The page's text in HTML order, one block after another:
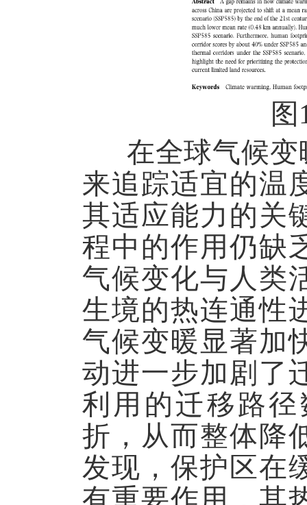
在全球气候变
来追踪适宜的温
其适应能力的关
程中的作用仍缺
气候变化与人类
生境的热连通性
气候变暖显著加
动进一步加剧了
利用的迁移路
折，从而整体降
发现，保护区在